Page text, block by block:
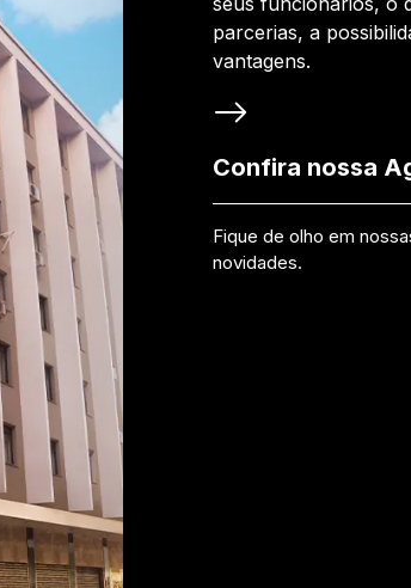
parcerias, a
vantagens.
Confira nossa
Fique de olho em
novidades.